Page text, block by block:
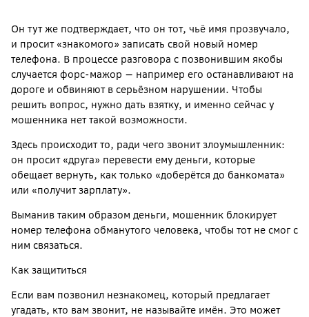
Он тут же подтверждает, что он тот, чьё имя прозвучало,
и просит «знакомого» записать свой новый номер
телефона. В процессе разговора с позвонившим якобы
случается форс-мажор — например его останавливают на
дороге и обвиняют в серьёзном нарушении. Чтобы
решить вопрос, нужно дать взятку, и именно сейчас у
мошенника нет такой возможности.
Здесь происходит то, ради чего звонит злоумышленник:
он просит «друга» перевести ему деньги, которые
обещает вернуть, как только «доберётся до банкомата»
или «получит зарплату».
Выманив таким образом деньги, мошенник блокирует
номер телефона обманутого человека, чтобы тот не смог с
ним связаться.
Как защититься
Если вам позвонил незнакомец, который предлагает
угадать, кто вам звонит, не называйте имён. Это может